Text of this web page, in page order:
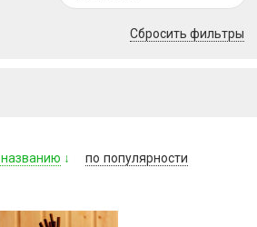
Сбросить фильтры
названию по популярности